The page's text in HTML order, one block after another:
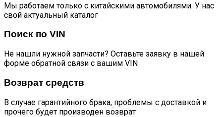
Мы работаем только с китайскими автомобилями. У нас
свой актуальный каталог
Поиск по VIN
Не нашли нужной запчасти? Оставьте заявку в нашей
форме обратной связи с вашим VIN
Возврат средств
В случае гарантийного брака, проблемы с доставкой и
прочего будет производен возврат